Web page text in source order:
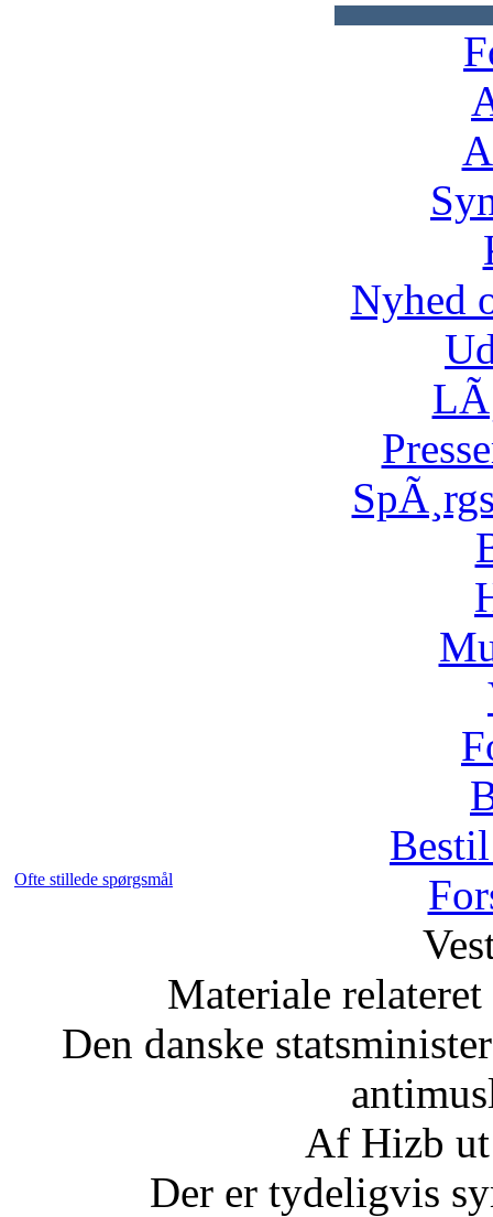
Nyhed
Ofte stillede spørgsmål
Materiale
Den danske
Af Hizb
Der er tydeligvis